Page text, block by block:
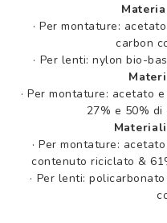
· Per montature:
carbon
· Per lenti: nylon bio-
· Per montature: acetato
27% e 50%
· Per montature:
contenuto riciclato &
· Per lenti: